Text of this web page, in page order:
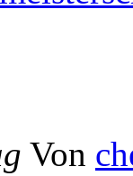
Von